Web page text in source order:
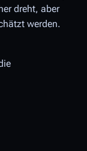
dreht, aber
werden.